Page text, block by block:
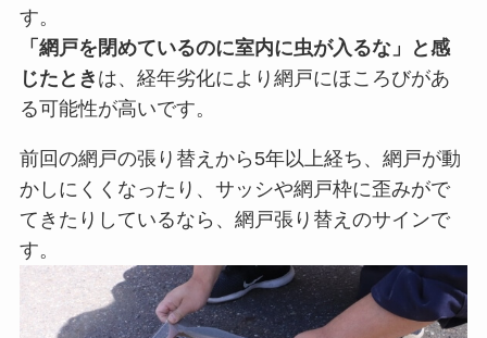
す。
「網戸を閉めているのに室内に虫が入るな」と感
じたとき は、経年劣化により網戸にほころびがあ
る可能性が高いです。
前回の網戸の張り替えから5年以上経ち、網戸が動
かしにくくなったり、サッシや網戸枠に歪みがで
てきたりしているなら、網戸張り替えのサインで
す。